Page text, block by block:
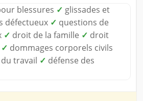
blessures ✓ glissades et
défectueux ✓ questions de
✓ droit de la famille ✓ droit
✓ dommages corporels civils
travail ✓ défense des